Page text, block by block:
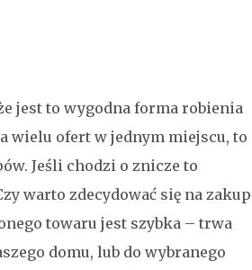
jest to wygodna forma robienia
wielu ofert w jednym miejscu, to
Jeśli chodzi o znicze to
warto zdecydować się na zakup
towaru jest szybka – trwa
domu, lub do wybranego